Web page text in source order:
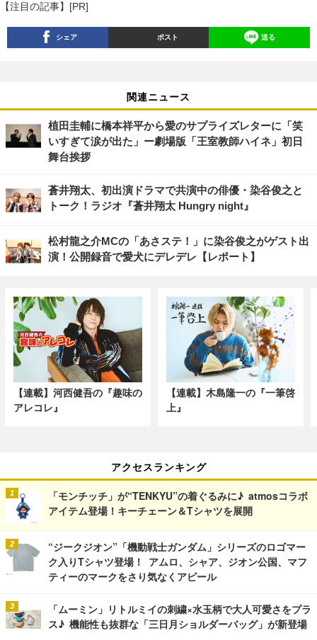
【注目の記事】[PR]
シェア ポスト 送る
関連ニュース
植田圭輔に橋本祥平から愛のサプライズレターに「笑
いすぎて涙が出た」ー劇場版「王室教師ハイネ」初日
舞台挨拶
蒼井翔太、初出演ドラマで共演中の俳優・染谷俊之と
トーク！ラジオ『蒼井翔太 Hungry night』
松村龍之介MCの「あさステ！」に染谷俊之がゲスト出
演！公開録音で愛犬にデレデレ【レポート】
【連載】河西健吾の『趣味の
アレコレ』
【連載】木島隆一の『一筆啓
上』
アクセスランキング
「モンチッチ」が“TENKYU”の着ぐるみに♪ atmosコラボ
アイテム登場！キーチェーン＆Tシャツを展開
“ジークジオン”「機動戦士ガンダム」シリーズのロゴマー
ク入りTシャツ登場！ アムロ、シャア、ジオン公国、マフ
ティーのマークをさり気なくアピール
「ムーミン」リトルミイの刺繍×水玉柄で大人可愛さをプラ
ス♪ 機能性も抜群な「三日月ショルダーバッグ」が新登場